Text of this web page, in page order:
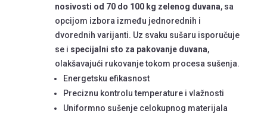
nosivosti od 70 do 100 kg zelenog duvana, sa
opcijom izbora između jednorednih i
dvorednih varijanti. Uz svaku sušaru isporučuje
se i specijalni sto za pakovanje duvana,
olakšavajući rukovanje tokom procesa sušenja.
Energetsku efikasnost
Preciznu kontrolu temperature i vlažnosti
Uniformno sušenje celokupnog materijala